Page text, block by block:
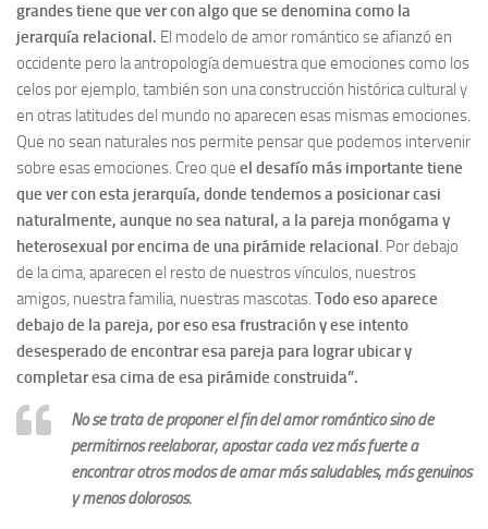
grandes tiene que ver con algo que se denomina como la
jerarquía relacional. El modelo de amor romántico se afianzó en
occidente pero la antropología demuestra que emociones como los
celos por ejemplo, también son una construcción histórica cultural y
en otras latitudes del mundo no aparecen esas mismas emociones.
Que no sean naturales nos permite pensar que podemos intervenir
sobre esas emociones. Creo que el desafío más importante tiene
que ver con esta jerarquía, donde tendemos a posicionar casi
naturalmente, aunque no sea natural, a la pareja monógama y
heterosexual por encima de una pirámide relacional . Por debajo
de la cima, aparecen el resto de nuestros vínculos, nuestros
amigos, nuestra familia, nuestras mascotas. Todo eso aparece
debajo de la pareja, por eso esa frustración y ese intento
desesperado de encontrar esa pareja para lograr ubicar y
completar esa cima de esa pirámide construida”.
No se trata de proponer el fin del amor romántico sino de
permitirnos reelaborar, apostar cada vez más fuerte a
encontrar otros modos de amar más saludables, más genuinos
y menos dolorosos.